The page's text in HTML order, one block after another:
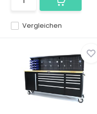
Vergleichen